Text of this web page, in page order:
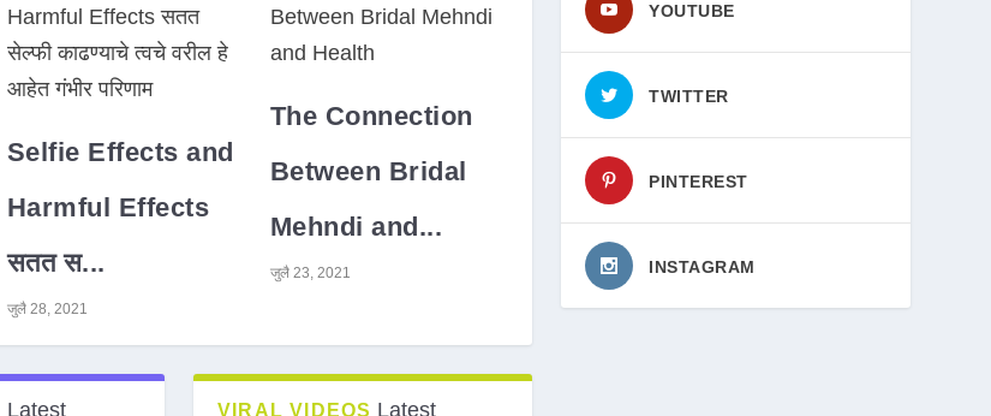
Selfie Effects and
Harmful Effects
सतत स...
जुलै 28, 2021
The Connection
Between Bridal
Mehndi and...
जुलै 23, 2021
Latest VIRAL VIDEOS Latest
YOUTUBE
TWITTER
PINTEREST
INSTAGRAM